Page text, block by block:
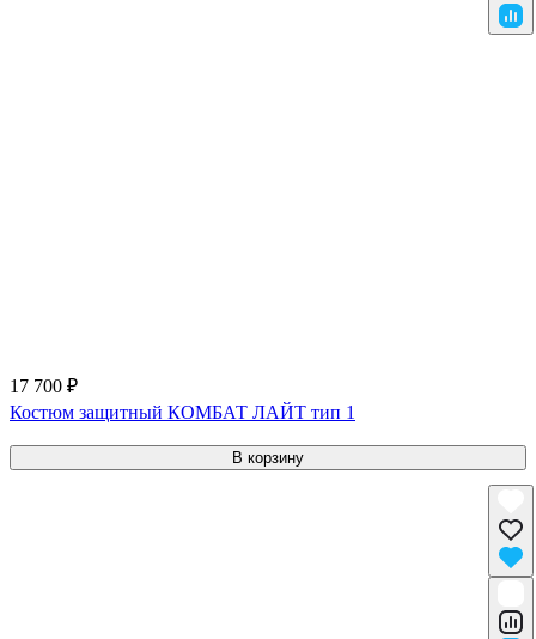
17 700 ₽
Костюм защитный КОМБАТ ЛАЙТ тип 1
В корзину